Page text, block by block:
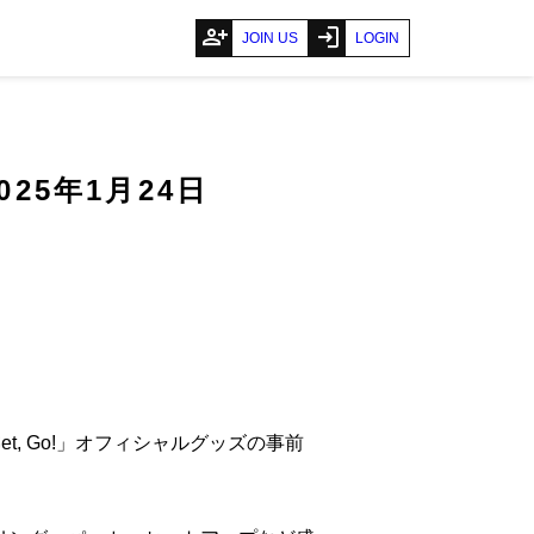
person_add JOIN US login LOGIN
年1月24日
Go!」オフィシャルグッズの事前